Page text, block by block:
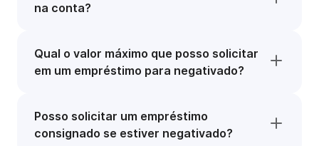
na conta?
Qual o valor máximo que posso solicitar
em um empréstimo para negativado?
Posso solicitar um empréstimo
consignado se estiver negativado?